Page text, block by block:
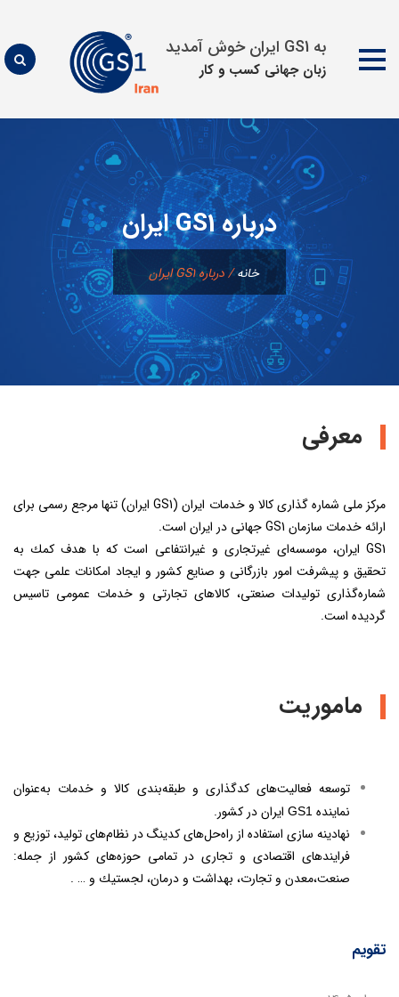
به GS1 ایران خوش آمدید
زبان جهانی كسب و كار
محتوا
درباره GS1 ایران
خانه/درباره GS1 ایران
معرفی
مرکز ملی شماره گذاری کالا و خدمات ایران (GS1 ایران) تنها مرجع رسمی برای
ارائه خدمات سازمان GS1 جهانی در ایران است.
GS1 ایران، موسسه‌ای غيرتجاری و غيرانتفاعی است كه با هدف كمك به
تحقيق و پيشرفت امور بازرگانی و صنايع كشور و ايجاد امكانات علمی جهت
شماره‌گذاری توليدات صنعتی، كالاهای تجارتی و خدمات عمومی تاسيس
گرديده است.
ماموریت
توسعه فعالیت‌های کدگذاری و طبقه‌‏بندی کالا و خدمات به‌عنوان
نماینده GS1 ایران در كشور.
نهادینه‏ سازی استفاده از راه‏‌حل‏‌های کدینگ در نظام‌‏های تولید، توزیع و
فرایندهای اقتصادی و تجاری در تمامی حوزه‏‌های كشور از جمله:‌
صنعت،‌معدن و تجارت، بهداشت و درمان، لجستيك و … .
تقویم